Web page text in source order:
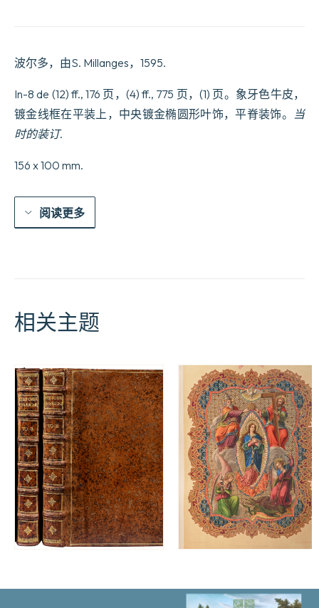
&
beaucoup
augmente9e,
Avec
un
advertissement
bref
Response
faicte
imprime9e
e0
数
量
波尔多，由S. Millanges，1595.
In-8 de (12) ff., 176 页，(4) ff., 775 页，(1) 页。象牙色牛皮，
镀金线框在平装上，中央镀金椭圆形叶饰，平脊装饰。
当
时的装订.
156 x 100 mm.
阅读更多
相关主题